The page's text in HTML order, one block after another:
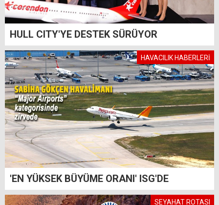
HULL CITY'YE DESTEK SÜRÜYOR
HAVACILIK HABERLERİ
'EN YÜKSEK BÜYÜME ORANI' ISG'DE
SEYAHAT ROTASI